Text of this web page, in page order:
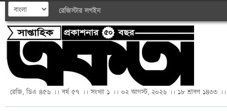
রেজিস্টার লগইন
রেজি, ডিএ ৪৫৬ ।। বর্ষ ৫৭ ।। সংখ্যা ১ ।। ০২ আগস্ট, ২০২৬ ।। ১৮ শ্রাবণ ১৪৩৩ ।।